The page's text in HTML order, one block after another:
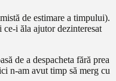
de estimare a timpului).
i ăla ajutor dezinteresat
de a despacheta fără prea
n-am avut timp să merg cu